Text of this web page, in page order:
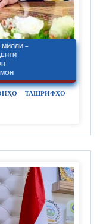
МИЛЛӢ –
ТАШРИФҲО